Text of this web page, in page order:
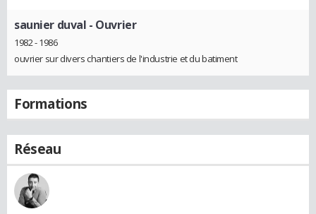
saunier duval - Ouvrier
1982 - 1986
ouvrier sur divers chantiers de l'industrie et du batiment
Formations
Réseau